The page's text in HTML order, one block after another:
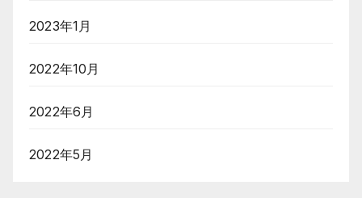
2023年1月
2022年10月
2022年6月
2022年5月